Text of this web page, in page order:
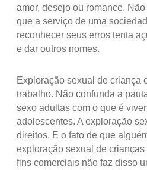
amor, desejo ou romance.
que a serviço de uma
reconhecer seus erros tenta
e dar outros nomes.
Exploração sexual de criança
trabalho. Não confunda a
sexo adultas com o que é
adolescentes. A exploração
direitos. E o fato de que
exploração sexual de
fins comerciais não faz disso